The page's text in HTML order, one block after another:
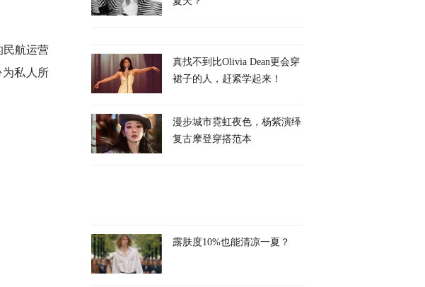
航运营
私人所
真找不到比Olivia Dean更会穿
裙子的人，赶紧学起来！
漫步城市霓虹夜色，杨紫演绎
复古摩登穿搭范本
露肤度10%也能清凉一夏？